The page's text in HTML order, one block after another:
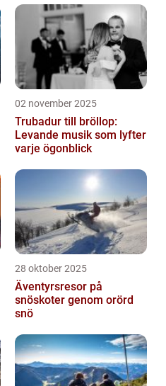
02 november 2025
Trubadur till bröllop:
Levande musik som lyfter
varje ögonblick
28 oktober 2025
Äventyrsresor på
snöskoter genom orörd
snö